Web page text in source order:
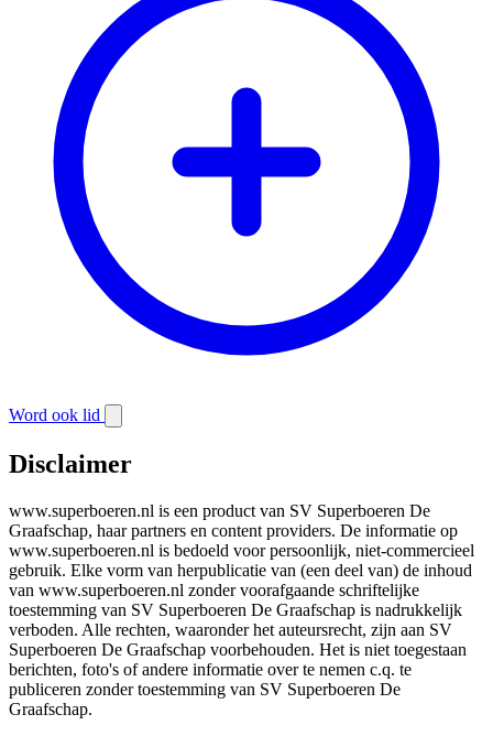
Word ook lid
Disclaimer
www.superboeren.nl is een product van SV Superboeren De
Graafschap, haar partners en content providers. De informatie op
www.superboeren.nl is bedoeld voor persoonlijk, niet-commercieel
gebruik. Elke vorm van herpublicatie van (een deel van) de inhoud
van www.superboeren.nl zonder voorafgaande schriftelijke
toestemming van SV Superboeren De Graafschap is nadrukkelijk
verboden. Alle rechten, waaronder het auteursrecht, zijn aan SV
Superboeren De Graafschap voorbehouden. Het is niet toegestaan
berichten, foto's of andere informatie over te nemen c.q. te
publiceren zonder toestemming van SV Superboeren De
Graafschap.